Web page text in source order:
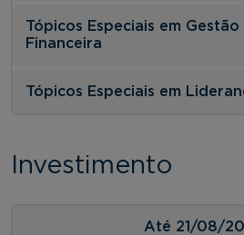
Tópicos Especiais em
Financeira
Tópicos Especiais em
Investimento
Até 21/08/